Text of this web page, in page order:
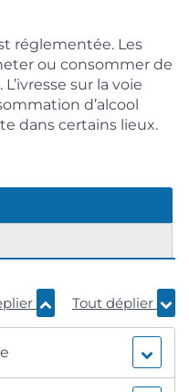
réglementée. Les
ou consommer de
sur la voie
d’alcool
dans certains lieux.
Tout déplier